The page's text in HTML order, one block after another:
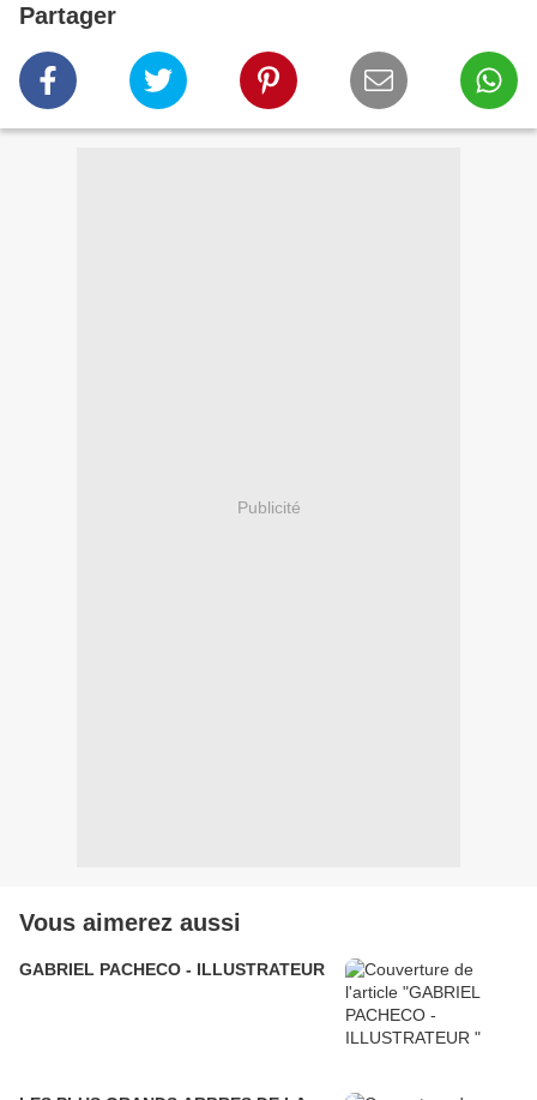
Partager
Publicité
Vous aimerez aussi
GABRIEL PACHECO - ILLUSTRATEUR